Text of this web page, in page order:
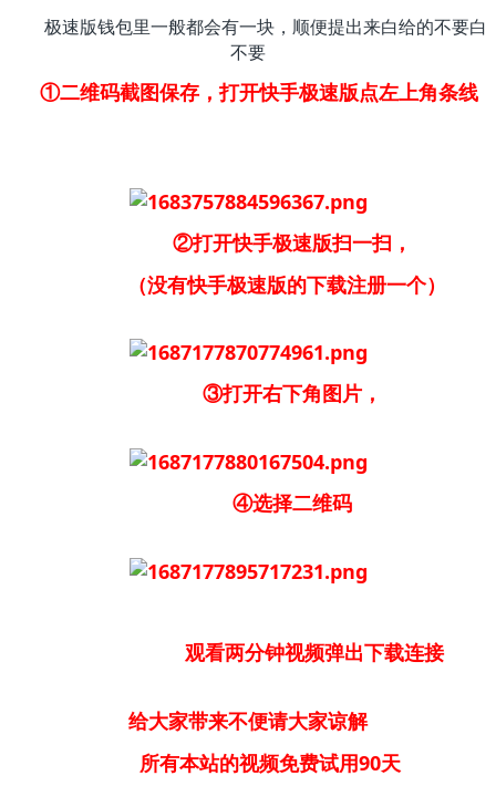
极速版钱包里一般都会有一块，顺便提出来白给的不要白
不要
①二维码截图保存，打开快手极速版点左上角条线
②打开快手极速版扫一扫，
（没有快手极速版的下载注册一个）
③打开右下角图片，
④选择二维码
观看两分钟视频弹出下载连接
给大家带来不便请大家谅解
所有本站的视频免费试用90天